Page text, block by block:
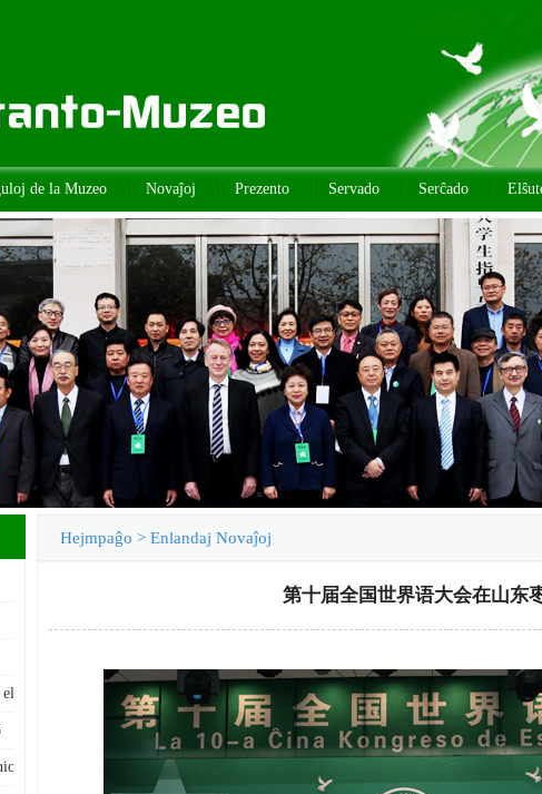
de la Muzeo Novaĵoj Prezento Servado Serĉado
Polllando
Lauxlum,Bao Shuj…
Hejmpaĝo > Enlandaj Novaĵoj
第十届全国世界语大会在山东